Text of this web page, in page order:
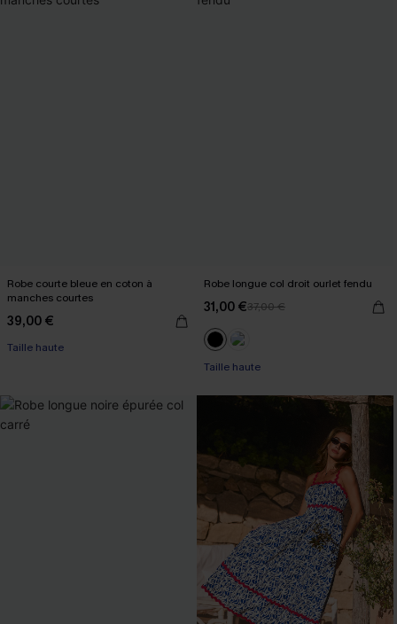
Robe courte bleue en coton à
manches courtes
39,00 €
Taille haute
Robe longue col droit ourlet fendu
31,00 €37,00 €
Taille haute